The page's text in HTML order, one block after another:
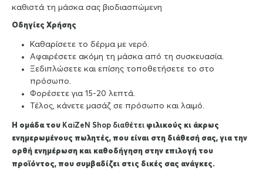
καθιστά τη μάσκα σας βιοδιασπώμενη
Οδηγίες Χρήσης
Καθαρίσετε το δέρμα με νερό.
Αφαιρέσετε ακόμη τη μάσκα από τη συσκευασία.
Ξεδιπλώσετε και επίσης τοποθετήσετε το στο
πρόσωπο.
Φορέσετε για 15-20 λεπτά.
Τέλος, κάνετε μασάζ σε πρόσωπο και λαιμό.
Η ομάδα του KaiZeΝ Shop διαθέτει φιλικούς κι άκρως
ενημερωμένους πωλητές, που είναι στη διάθεσή σας, για την
ορθή ενημέρωση και καθοδήγηση στην επιλογή του
προϊόντος, που συμβαδίζει στις δικές σας ανάγκες.